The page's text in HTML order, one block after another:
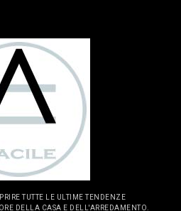
TUTTE LE ULTIME TENDENZE
DELLA CASA E DELL'ARREDAMENTO.